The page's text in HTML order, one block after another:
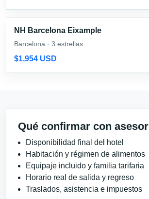
NH Barcelona Eixample
Barcelona · 3 estrellas
$1,954 USD
Qué confirmar con asesor
Disponibilidad final del hotel
Habitación y régimen de alimentos
Equipaje incluido y familia tarifaria
Horario real de salida y regreso
Traslados, asistencia e impuestos